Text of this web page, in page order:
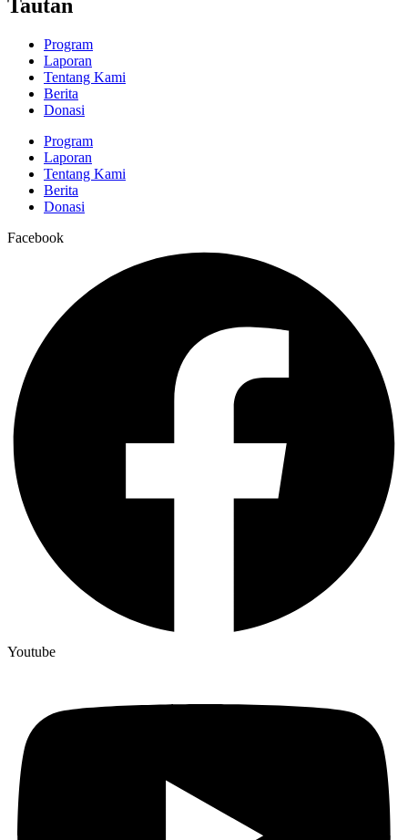
Tautan
Program
Laporan
Tentang Kami
Berita
Donasi
Program
Laporan
Tentang Kami
Berita
Donasi
Facebook
Youtube